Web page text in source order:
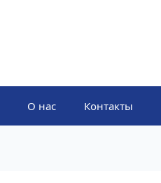
О нас Контакты